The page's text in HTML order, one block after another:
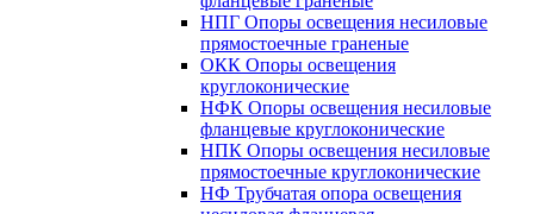
НПГ Опоры освещения несиловые
прямостоечные граненые
ОКК Опоры освещения
круглоконические
НФК Опоры освещения несиловые
фланцевые круглоконические
НПК Опоры освещения несиловые
прямостоечные круглоконические
НФ Трубчатая опора освещения